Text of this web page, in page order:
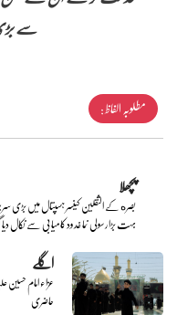
سے
مطلوبہ الفاظ :
پچھلا
بصره کے الثقلین کینسر ہسپتال میں بڑی
بہت بڑا رسولی نما غدود کامیابی سے نکال دیا
اگلے
عزاء امام
حاضری